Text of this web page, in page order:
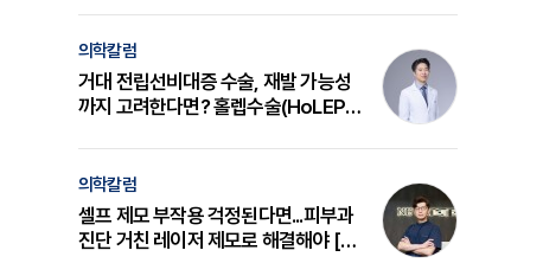
의학칼럼
거대 전립선비대증 수술, 재발 가능성
까지 고려한다면? 홀렙수술(HoLEP)
의학칼럼
셀프 제모 부작용 걱정된다면...피부과
진단 거친 레이저 제모로 해결해야 [변